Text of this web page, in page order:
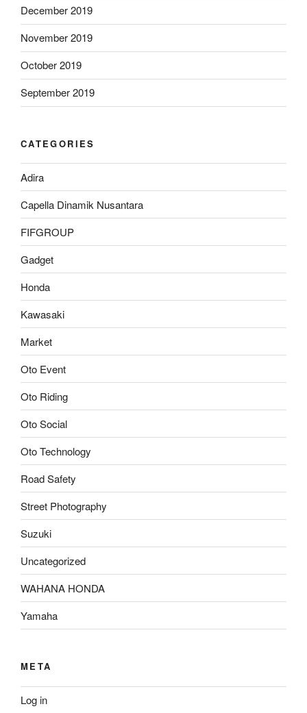
December 2019
November 2019
October 2019
September 2019
CATEGORIES
Adira
Capella Dinamik Nusantara
FIFGROUP
Gadget
Honda
Kawasaki
Market
Oto Event
Oto Riding
Oto Social
Oto Technology
Road Safety
Street Photography
Suzuki
Uncategorized
WAHANA HONDA
Yamaha
META
Log in